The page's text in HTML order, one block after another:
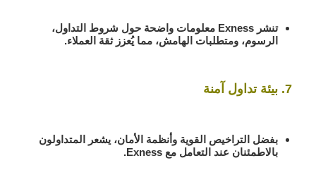
تنشر Exness معلومات واضحة حول شروط التداول،
الرسوم، ومتطلبات الهامش، مما يُعزز ثقة العملاء.
7. بيئة تداول آمنة
بفضل التراخيص القوية وأنظمة الأمان، يشعر المتداولون
بالاطمئنان عند التعامل مع Exness.